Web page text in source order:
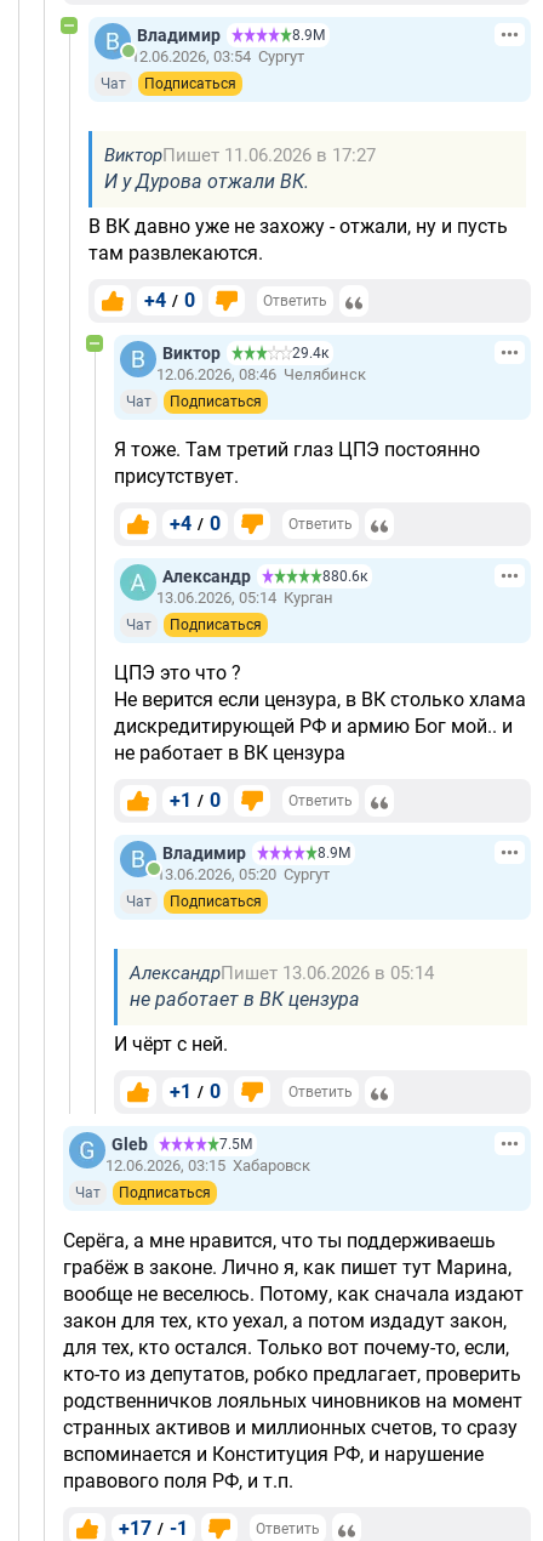
Владимир 8.9М
12.06.2026, 03:54 Сургут
Чат Подписаться
ВикторПишет 11.06.2026 в 17:27
И у Дурова отжали ВК.
В ВК давно уже не захожу - отжали, ну и пусть
там развлекаются.
+4 / 0 Ответить
Виктор 29.4к
12.06.2026, 08:46 Челябинск
Чат Подписаться
Я тоже. Там третий глаз ЦПЭ постоянно
присутствует.
+4 / 0 Ответить
Александр 880.6к
13.06.2026, 05:14 Курган
Чат Подписаться
ЦПЭ это что ?
Не верится если цензура, в ВК столько хлама
дискредитирующей РФ и армию Бог мой.. и
не работает в ВК цензура
+1 / 0 Ответить
Владимир 8.9М
13.06.2026, 05:20 Сургут
Чат Подписаться
АлександрПишет 13.06.2026 в 05:14
не работает в ВК цензура
И чёрт с ней.
+1 / 0 Ответить
Gleb 7.5М
12.06.2026, 03:15 Хабаровск
Чат Подписаться
Серёга, а мне нравится, что ты поддерживаешь
грабёж в законе. Лично я, как пишет тут Марина,
вообще не веселюсь. Потому, как сначала издают
закон для тех, кто уехал, а потом издадут закон,
для тех, кто остался. Только вот почему-то, если,
кто-то из депутатов, робко предлагает, проверить
родственничков лояльных чиновников на момент
странных активов и миллионных счетов, то сразу
вспоминается и Конституция РФ, и нарушение
правового поля РФ, и т.п.
+17 / -1 Ответить